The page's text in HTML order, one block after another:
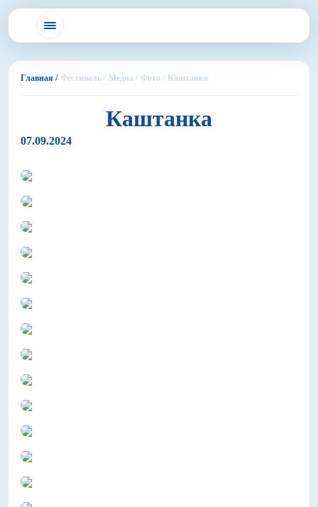
Главная / Фестиваль / Медиа / Фото / Каштанка
Каштанка
07.09.2024